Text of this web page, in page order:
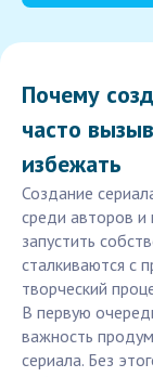
Почему
часто
избежать
Создание
среди авторов
запустить
сталкиваются с
творческий
В первую
важность
сериала. Без